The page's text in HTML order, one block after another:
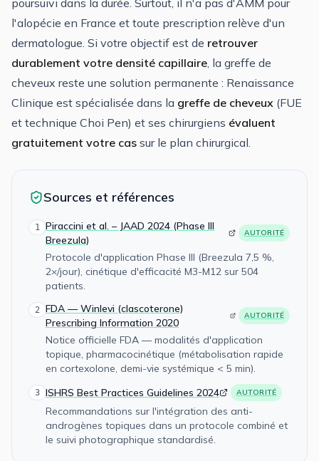
poursuivi dans la durée. Surtout, il n'a pas d'AMM pour
l'alopécie en France et toute prescription relève d'un
dermatologue. Si votre objectif est de retrouver
durablement votre densité capillaire, la greffe de
cheveux reste une solution permanente : Renaissance
Clinique est spécialisée dans la greffe de cheveux (FUE
et technique Choi Pen) et ses chirurgiens évaluent
gratuitement votre cas sur le plan chirurgical.
Sources et références
1 Piraccini et al. – JAAD 2024 (Phase III
Breezula)
AUTORITÉ
Protocole d'application Phase III (Breezula 7,5 %,
2×/jour), cinétique d'efficacité M3-M12 sur 504
patients.
2 FDA — Winlevi (clascoterone)
Prescribing Information 2020
AUTORITÉ
Notice officielle FDA — modalités d'application
topique, pharmacocinétique (métabolisation rapide
en cortexolone, demi-vie systémique < 5 min).
3 ISHRS Best Practices Guidelines 2024 AUTORITÉ
Recommandations sur l'intégration des anti-
androgènes topiques dans un protocole combiné et
le suivi photographique standardisé.